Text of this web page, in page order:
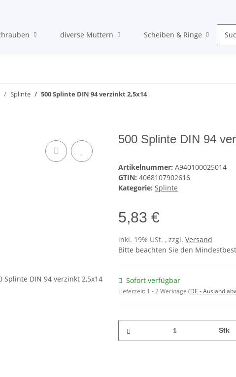
diverse Muttern Scheiben & Ringe
Splinte 500 Splinte DIN 94 verzinkt 2,5x14
500 Splinte DIN 94
Artikelnummer: A940100025014
GTIN: 4068107902616
Kategorie: Splinte
5,83 €
inkl. 19% USt. , zzgl. Versand
Bitte beachten Sie den
Sofort verfügbar
Lieferzeit: 1 - 2 Werktage (DE - Ausland
Stk